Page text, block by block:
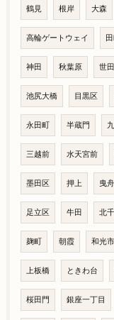
鶴見 根岸 大森
高輪ゲートウェイ 田
神田 秋葉原 世
池尻大橋 目黒区
永田町 半蔵門
三越前 水天宮前
墨田区 押上 曳舟
足立区 牛田 北
麹町 朝霞 和光市
上板橋 ときわ台
桜田門 銀座一丁目